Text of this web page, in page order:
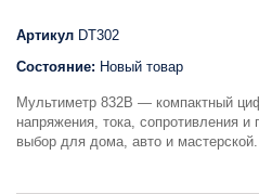
Артикул DT302
Состояние: Новый товар
Мультиметр 832B — компактный
напряжения, тока, сопротивления
выбор для дома, авто и мастерской.